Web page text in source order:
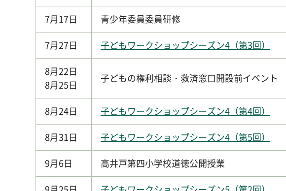
7月17日
青少年委員委員研修
7月27日
子どもワークショップシーズン4（第3回）
8月22日
8月25日
子どもの権利相談・救済窓口開設前イベント
8月24日
子どもワークショップシーズン4（第4回）
8月31日
子どもワークショップシーズン4（第5回）
9月6日
高井戸第四小学校道徳公開授業